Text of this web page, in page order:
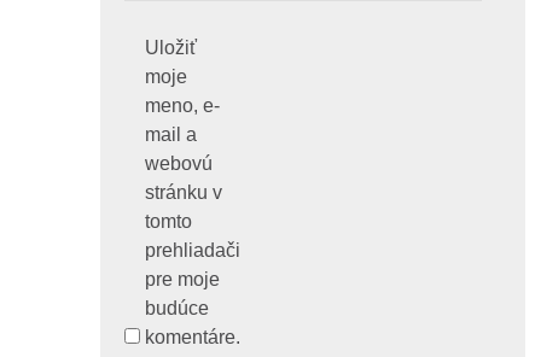
Uložiť
moje
meno, e-
mail a
webovú
stránku v
tomto
prehliadači
pre moje
budúce
komentáre.